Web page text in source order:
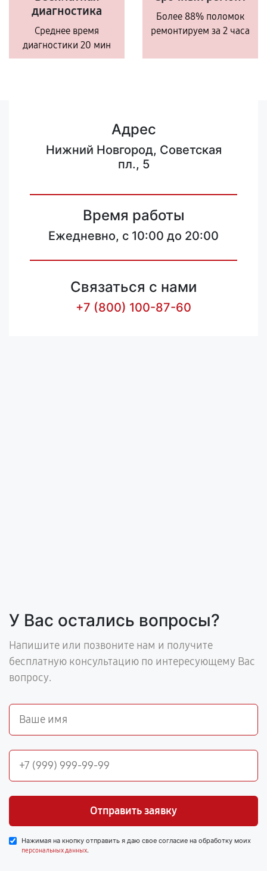
диагностика
Среднее время
диагностики 20 мин
Более 88% поломок
ремонтируем за 2 часа
Адрес
Нижний Новгород, Советская
пл., 5
Время работы
Ежедневно, с 10:00 до 20:00
Связаться с нами
+7 (800) 100-87-60
У Вас остались вопросы?
Напишите или позвоните нам и получите
бесплатную консультацию по интересующему Вас
вопросу.
Отправить заявку
Нажимая на кнопку отправить я даю свое согласие на обработку моих
персональных данных.